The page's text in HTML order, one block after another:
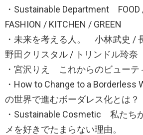
・Sustainable Department FOOD
FASHION / KITCHEN / GREEN
・未来を考える人。 小林武史 /
野田クリスタル / トリンドル玲奈
・宮沢りえ これからのビューテ
・How to Change to a
の世界で進むボーダレス化とは？
・Sustainable Cosmetic 私たち
メを好きでたまらない理由。